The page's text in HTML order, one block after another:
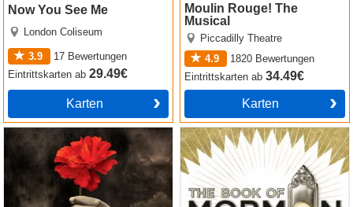
Now You See Me
London Coliseum
3.9 17 Bewertungen
Eintrittskartenab29.49€
Karten
Moulin Rouge! The
Musical
Piccadilly Theatre
4.9
1820 Bewertungen
Eintrittskartenab34.49€
Karten
Hadestown The Book of Mormon